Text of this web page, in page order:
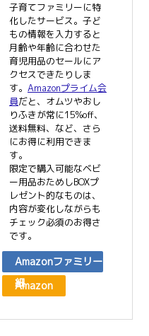
子育てファミリーに特
化したサービス。子ど
もの情報を入力すると
月齢や年齢に合わせた
育児用品のセールにア
クセスできたりしま
す。 Amazonプライム会
員だと、オムツやおし
りふきが常に15%off、
送料無料、など、さら
にお得に利用できま
す。
限定で購入可能なベビ
ー用品おためしBOXプ
レゼント的なものは、
内容が変化しながらも
チェック必須のお得さ
です。
Amazonファミリー詳
細
Amazon